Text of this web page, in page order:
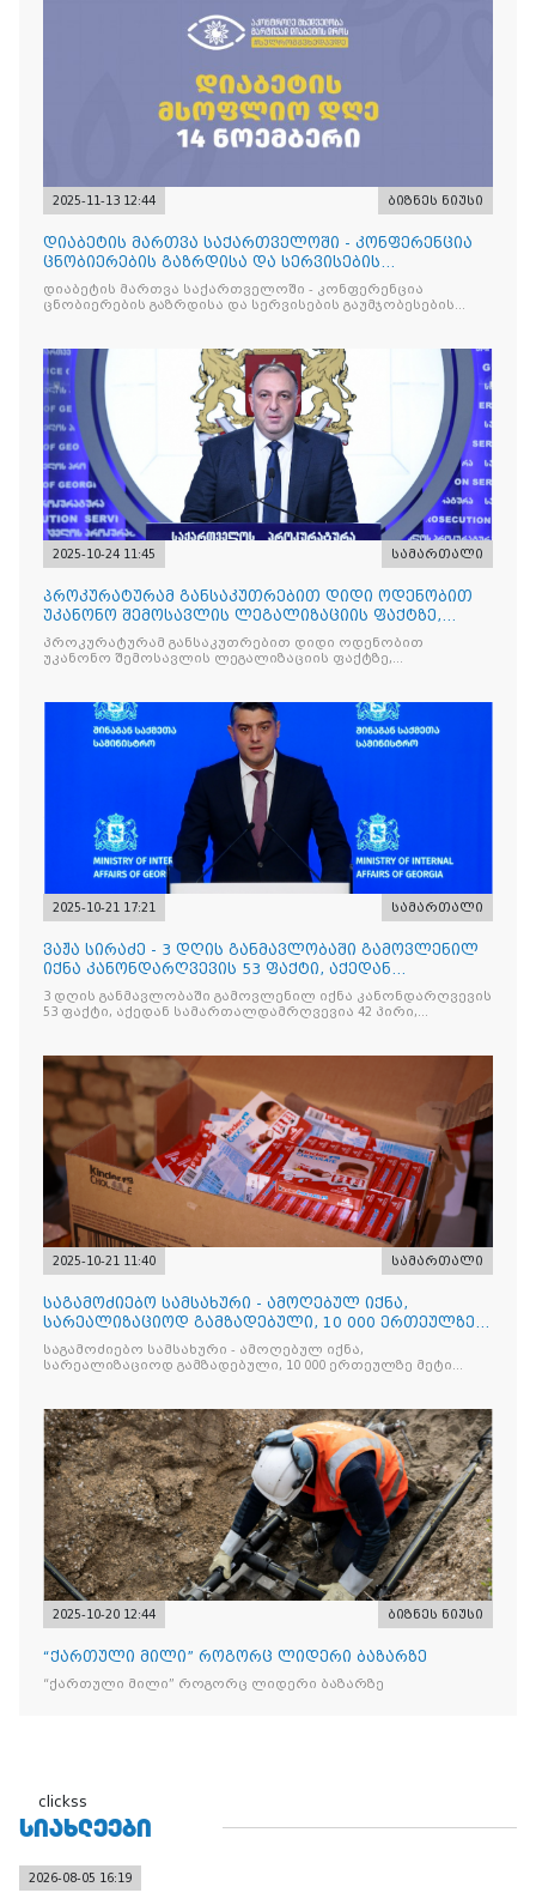
2025-11-13 12:44 ბიზნეს ნიუსი
დიაბეტის მართვა საქართველოში - კონფერენცია
ცნობიერების გაზრდისა და სერვისების
გაუმჯობესების მიზნით
დიაბეტის მართვა საქართველოში - კონფერენცია
ცნობიერების გაზრდისა და სერვისების გაუმჯობესების
2025-10-24 11:45 სამართალი
პროკურატურამ განსაკუთრებით დიდი ოდენობით
უკანონო შემოსავლის ლეგალიზაციის ფაქტზე,
საქართველოს ყოფილ პ
პროკურატურამ განსაკუთრებით დიდი ოდენობით
უკანონო შემოსავლის ლეგალიზაციის ფაქტზე,
2025-10-21 17:21 სამართალი
ვაჟა სირაძე - 3 დღის განმავლობაში გამოვლენილ
იქნა კანონდარღვევის 53 ფაქტი, აქედან
სამართალდამრღვევია
3 დღის განმავლობაში გამოვლენილ იქნა კანონდარღვევის
53 ფაქტი, აქედან სამართალდამრღვევია 42 პირი,
2025-10-21 11:40 სამართალი
საგამოძიებო სამსახური - ამოღებულ იქნა,
სარეალიზაციოდ გამზადებული, 10 000 ერთეულზე
მეტი „Jacobs Monar
საგამოძიებო სამსახური - ამოღებულ იქნა,
სარეალიზაციოდ გამზადებული, 10 000 ერთეულზე მეტი
„Raffaello”-ს სასაქონლო ნიშნით უკანონო ნიშანდებული
ტკბილეული
2025-10-20 12:44 ბიზნეს ნიუსი
“ქართული მილი” როგორც ლიდერი ბაზარზე
“ქართული მილი” როგორც ლიდერი ბაზარზე
clickss
ᲡᲘᲐᲮᲚᲔᲔᲑᲘ
2026-08-05 16:19